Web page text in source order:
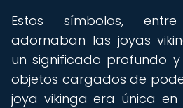
Estos símbolos,
adornaban las joyas
un significado profundo
objetos cargados de
joya vikinga era única